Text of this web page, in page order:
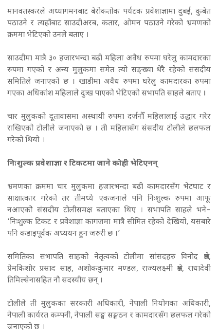
मानवतस्करले अध्यागमनबाट बेरोकतोक पर्यटक प्रवेशाज्ञामा दुबई, कुबेत
पठाउने र त्यहाँबाट साउदीअरब, कतार, ओमन पठाउने गरेको भ्रमणको
क्रममा भेटिएको उनले बताए ।
साउदीमा मात्रै ३० हजारभन्दा बढी महिला अवैध रुपमा घरेलु कामदारका
रुपमा गएको र अन्य मुलुकमा समेत त्यो सङ्ख्या धेरै रहेको संसदीय
समितिले जनाएको छ । खाडीमा अवैध रुपमा घरेलु कामदारका रुपमा
गएका अधिकांश महिलाले दुःख पाएको भेटिएको सभापति साहले बताए ।
चार मुलुकको दूतावासमा अस्थायी रुपमा दर्जनौँ महिलालाई उद्धार गरेर
राखिएको टोलीले जनाएको छ । ती महिलासँग संसदीय टोलीले छलफल
गरेको थियो ।
निःशुल्क प्रवेशाज्ञा र टिकटमा जाने कोही भेटिएनन्
भ्रमणका क्रममा चार मुलुकमा हजारभन्दा बढी कामदारसँग भेटघाट र
साक्षात्कार गरेको तर तीमध्ये एकजनाले पनि निःशुल्क रुपमा आफू
नआएकोे संसदीय टोलीसमक्ष बताएका थिए । सभापति साहले भने–
‘निःशुल्क टिकट र प्रवेशाज्ञा कागजमा मात्रै सीमित रहेको देखियो, यसबारे
पनि कडाइपूर्वक अध्ययन हुन जरुरी छ ।’
समितिका सभापति साहको नेतृत्वको टोलीमा सांसदहरु विनोद श्रेष्ठ,
प्रेमकिशोर प्रसाद साह, अशोककुमार मण्डल, राज्यलक्ष्मी श्रेष्ठ, राधादेवी
तिमिल्सेनासहित नौ सदस्यीय छन् ।
टोलीले ती मुलुकका सरकारी अधिकारी, नेपाली नियोगका अधिकारी,
नेपाली कार्यरत कम्पनी, नेपाली सङ्घ सङ्गठन र कामदारसँग छलफल गरेको
जनाएको छ ।